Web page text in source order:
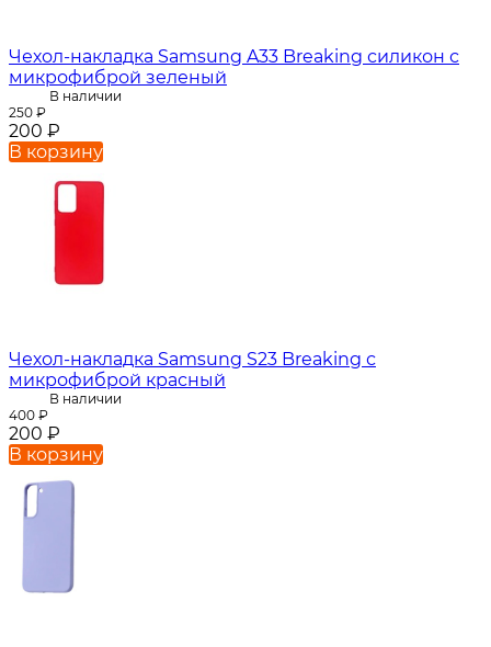
Чехол-накладка Samsung A33 Breaking силикон с
микрофиброй зеленый
В наличии
250 ₽
200 ₽
В корзину
Чехол-накладка Samsung S23 Breaking с
микрофиброй красный
В наличии
400 ₽
200 ₽
В корзину